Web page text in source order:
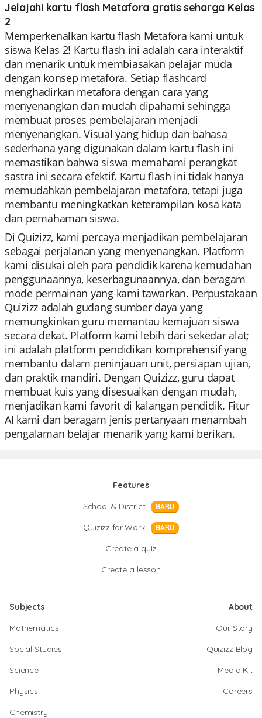
Jelajahi kartu flash Metafora gratis seharga Kelas
2
Memperkenalkan kartu flash Metafora kami untuk
siswa Kelas 2! Kartu flash ini adalah cara interaktif
dan menarik untuk membiasakan pelajar muda
dengan konsep metafora. Setiap flashcard
menghadirkan metafora dengan cara yang
menyenangkan dan mudah dipahami sehingga
membuat proses pembelajaran menjadi
menyenangkan. Visual yang hidup dan bahasa
sederhana yang digunakan dalam kartu flash ini
memastikan bahwa siswa memahami perangkat
sastra ini secara efektif. Kartu flash ini tidak hanya
memudahkan pembelajaran metafora, tetapi juga
membantu meningkatkan keterampilan kosa kata
dan pemahaman siswa.
Di Quizizz, kami percaya menjadikan pembelajaran
sebagai perjalanan yang menyenangkan. Platform
kami disukai oleh para pendidik karena kemudahan
penggunaannya, keserbagunaannya, dan beragam
mode permainan yang kami tawarkan. Perpustakaan
Quizizz adalah gudang sumber daya yang
memungkinkan guru memantau kemajuan siswa
secara dekat. Platform kami lebih dari sekedar alat;
ini adalah platform pendidikan komprehensif yang
membantu dalam peninjauan unit, persiapan ujian,
dan praktik mandiri. Dengan Quizizz, guru dapat
membuat kuis yang disesuaikan dengan mudah,
menjadikan kami favorit di kalangan pendidik. Fitur
AI kami dan beragam jenis pertanyaan menambah
pengalaman belajar menarik yang kami berikan.
Features
School & District
BARU
Quizizz for Work BARU
Create a quiz
Create a lesson
Subjects
Mathematics
Social Studies
Science
Physics
Chemistry
About
Our Story
Quizizz Blog
Media Kit
Careers